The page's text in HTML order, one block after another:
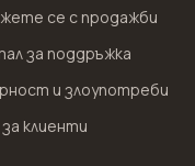
се с продажби
за поддръжка
и злоупотреби
клиенти